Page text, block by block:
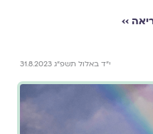
››
י״ד באלול תשפ״ג 31.8.2023